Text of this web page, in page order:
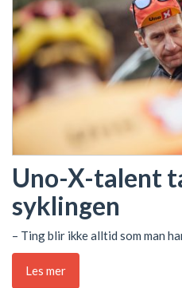
Uno-X-talent
syklingen
– Ting blir ikke alltid som man
Les mer